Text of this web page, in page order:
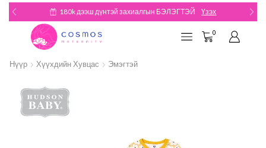
180k дээш дүнтэй захиалгын БЭЛЭГТЭЙ Үзэх
0
Нүүр Хүүхдийн Хувцас Эмэгтэй